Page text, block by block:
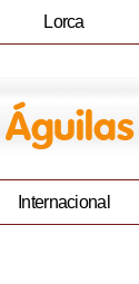
Lorca
Internacional